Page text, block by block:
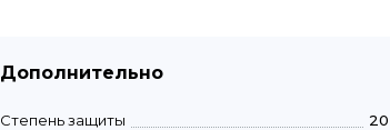
Дополнительно
Степень защиты
20